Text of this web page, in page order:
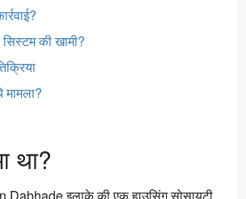
सिस्टम की खामी?
था?